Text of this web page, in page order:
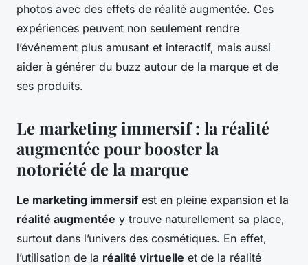
photos avec des effets de réalité augmentée. Ces
expériences peuvent non seulement rendre
l’événement plus amusant et interactif, mais aussi
aider à générer du buzz autour de la marque et de
ses produits.
Le marketing immersif : la réalité
augmentée pour booster la
notoriété de la marque
Le marketing immersif est en pleine expansion et la
réalité augmentée y trouve naturellement sa place,
surtout dans l’univers des cosmétiques. En effet,
l’utilisation de la réalité virtuelle et de la réalité